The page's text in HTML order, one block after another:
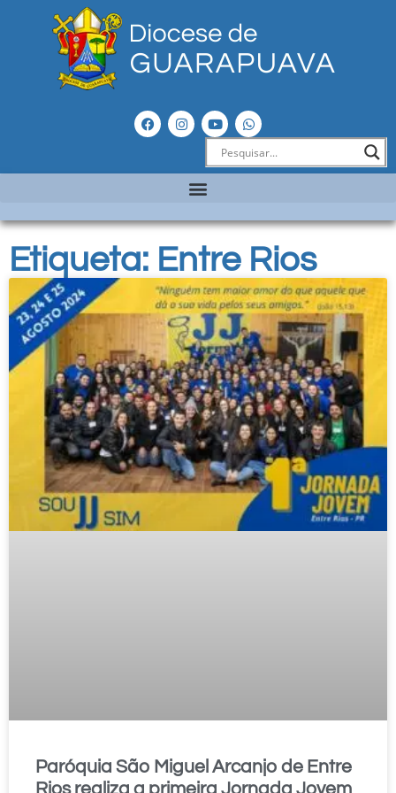
Etiqueta: Entre Rios
Paróquia São Miguel Arcanjo de Entre
Rios realiza a primeira Jornada Jovem